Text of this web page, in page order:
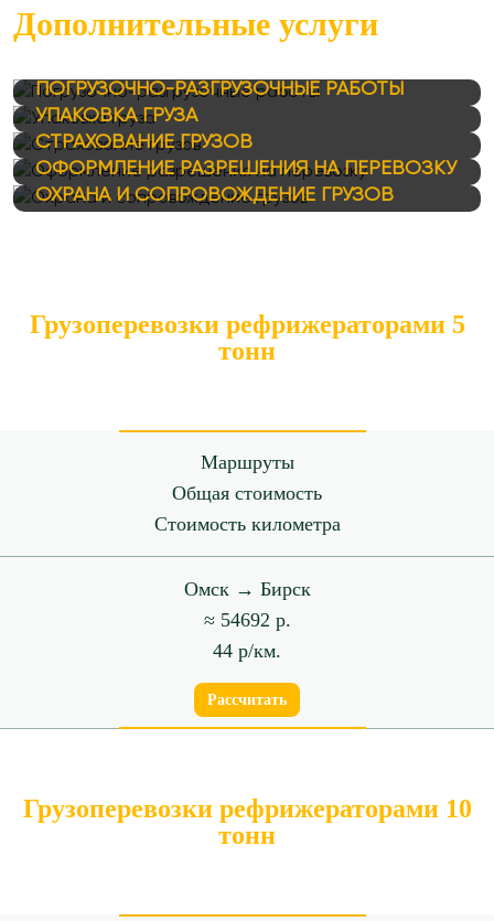
Дополнительные услуги
ПОГРУЗОЧНО-РАЗГРУЗОЧНЫЕ РАБОТЫ
УПАКОВКА ГРУЗА
СТРАХОВАНИЕ ГРУЗОВ
ОФОРМЛЕНИЕ РАЗРЕШЕНИЯ НА ПЕРЕВОЗКУ
ОХРАНА И СОПРОВОЖДЕНИЕ ГРУЗОВ
Грузоперевозки рефрижераторами 5
тонн
Маршруты
Общая стоимость
Стоимость километра
Омск → Бирск
≈ 54692 р.
44 р/км.
Рассчитать
Грузоперевозки рефрижераторами 10
тонн